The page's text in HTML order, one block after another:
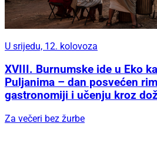
U srijedu, 12. kolovoza
XVIII. Burnumske ide u Eko
Puljanima – dan posvećen
gastronomiji i učenju kroz
Za večeri bez žurbe